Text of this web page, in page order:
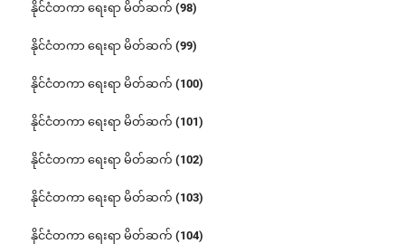
နိုင်ငံတကာ ရေးရာ မိတ်ဆက် (98)
နိုင်ငံတကာ ရေးရာ မိတ်ဆက် (99)
နိုင်ငံတကာ ရေးရာ မိတ်ဆက် (100)
နိုင်ငံတကာ ရေးရာ မိတ်ဆက် (101)
နိုင်ငံတကာ ရေးရာ မိတ်ဆက် (102)
နိုင်ငံတကာ ရေးရာ မိတ်ဆက် (103)
နိုင်ငံတကာ ရေးရာ မိတ်ဆက် (104)